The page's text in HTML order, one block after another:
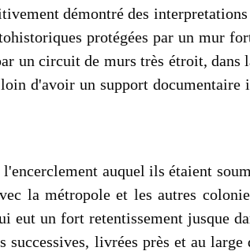
démontré des
protégées par un mur
un circuit de murs très étroit, dans
d'avoir un support
auquel ils étaient
la métropole et les autres
eut un fort retentissement jusque
livrées près et au large